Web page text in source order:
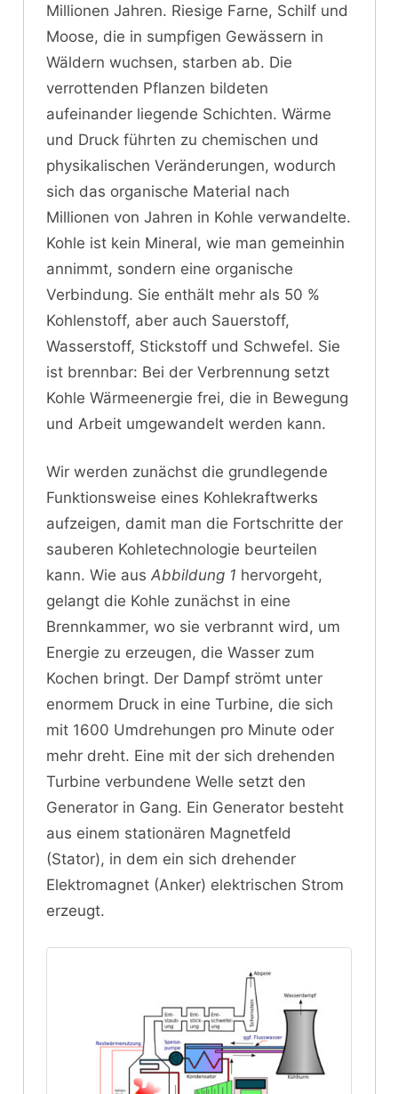
Millionen Jahren. Riesige Farne, Schilf und
Moose, die in sumpfigen Gewässern in
Wäldern wuchsen, starben ab. Die
verrottenden Pflanzen bildeten
aufeinander liegende Schichten. Wärme
und Druck führten zu chemischen und
physikalischen Veränderungen, wodurch
sich das organische Material nach
Millionen von Jahren in Kohle verwandelte.
Kohle ist kein Mineral, wie man gemeinhin
annimmt, sondern eine organische
Verbindung. Sie enthält mehr als 50 %
Kohlenstoff, aber auch Sauerstoff,
Wasserstoff, Stickstoff und Schwefel. Sie
ist brennbar: Bei der Verbrennung setzt
Kohle Wärmeenergie frei, die in Bewegung
und Arbeit umgewandelt werden kann.
Wir werden zunächst die grundlegende
Funktionsweise eines Kohlekraftwerks
aufzeigen, damit man die Fortschritte der
sauberen Kohletechnologie beurteilen
kann. Wie aus Abbildung 1 hervorgeht,
gelangt die Kohle zunächst in eine
Brennkammer, wo sie verbrannt wird, um
Energie zu erzeugen, die Wasser zum
Kochen bringt. Der Dampf strömt unter
enormem Druck in eine Turbine, die sich
mit 1600 Umdrehungen pro Minute oder
mehr dreht. Eine mit der sich drehenden
Turbine verbundene Welle setzt den
Generator in Gang. Ein Generator besteht
aus einem stationären Magnetfeld
(Stator), in dem ein sich drehender
Elektromagnet (Anker) elektrischen Strom
erzeugt.